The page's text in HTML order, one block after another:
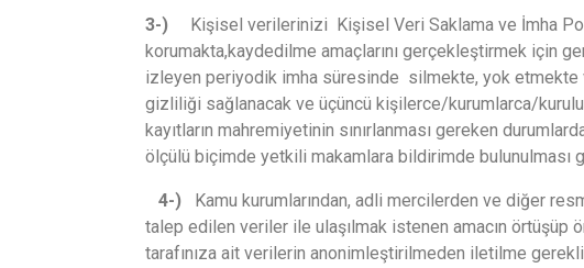
3-)
Kişisel verilerinizi Kişisel Veri Saklama ve İmha
korumakta,kaydedilme amaçlarını gerçekleştirmek için
izleyen periyodik imha süresinde silmekte, yok etmekte
gizliliği sağlanacak ve üçüncü kişilerce/kurumlarca/
kayıtların mahremiyetinin sınırlanması gereken
ölçülü biçimde yetkili makamlara bildirimde bulunulması
4-) Kamu kurumlarından, adli mercilerden ve diğer
talep edilen veriler ile ulaşılmak istenen amacın örtüşüp
tarafınıza ait verilerin anonimleştirilmeden iletilme